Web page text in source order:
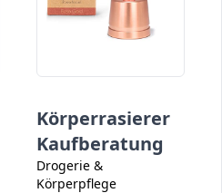
Körperrasierer
Kaufberatung
Drogerie &
Körperpflege